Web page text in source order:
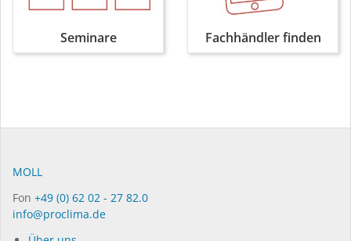
Seminare Fachhändler finden
MOLL
Fon +49 (0) 62 02 - 27 82.0
info@proclima.de